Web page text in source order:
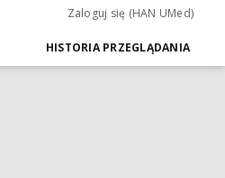
Zaloguj się (HAN UMed)
HISTORIA PRZEGLĄDANIA